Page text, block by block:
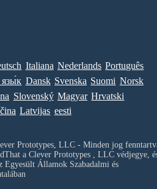
Italiana Nederlands Português
Dansk Svenska Suomi Norsk
Slovenský Magyar Hrvatski
Latvijas eesti
Prototypes, LLC - Minden jog
a Clever Prototypes , LLCvédjegye,
Egyesült Államok Szabadalmi és